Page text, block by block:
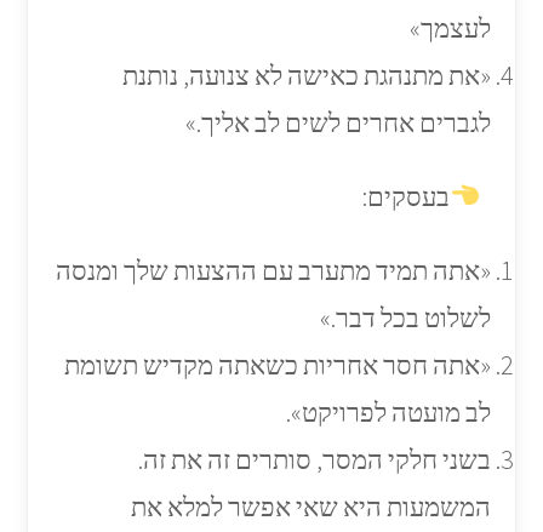
לעצמך»
«את מתנהגת כאישה לא צנועה, נותנת
לגברים אחרים לשים לב אליך.»
בעסקים:
«אתה תמיד מתערב עם ההצעות שלך ומנסה
לשלוט בכל דבר.»
«אתה חסר אחריות כשאתה מקדיש תשומת
לב מועטה לפרויקט».
בשני חלקי המסר, סותרים זה את זה.
המשמעות היא שאי אפשר למלא את